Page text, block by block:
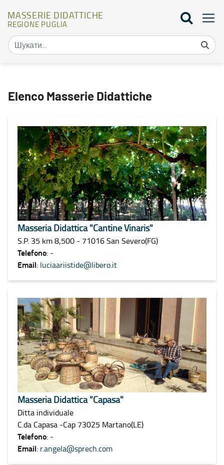
MASSERIE DIDATTICHE
REGIONE PUGLIA
Elenco Masserie Didattiche
Masseria Didattica "Cantine Vinaris"
S.P. 35 km 8,500 - 71016 San Severo(FG)
Telefono: -
Email: luciaariistide@libero.it
Masseria Didattica "Capasa"
Ditta individuale
C.da Capasa -Cap 73025 Martano(LE)
Telefono: -
Email: r.angela@sprech.com